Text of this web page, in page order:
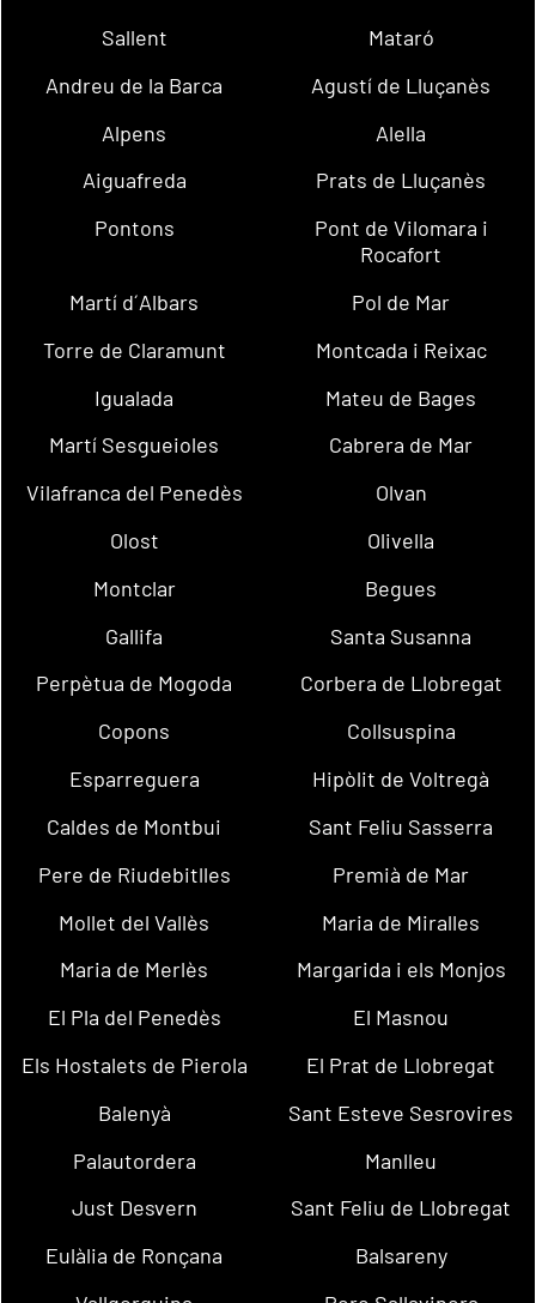
Sallent
Mataró
Andreu de la Barca
Agustí de Lluçanès
Alpens
Alella
Aiguafreda
Prats de Lluçanès
Pontons
Pont de Vilomara i
Rocafort
Martí d´Albars
Pol de Mar
Torre de Claramunt
Montcada i Reixac
Igualada
Mateu de Bages
Martí Sesgueioles
Cabrera de Mar
Vilafranca del Penedès
Olvan
Olost
Olivella
Montclar
Begues
Gallifa
Santa Susanna
Perpètua de Mogoda
Corbera de Llobregat
Copons
Collsuspina
Esparreguera
Hipòlit de Voltregà
Caldes de Montbui
Sant Feliu Sasserra
Pere de Riudebitlles
Premià de Mar
Mollet del Vallès
Maria de Miralles
Maria de Merlès
Margarida i els Monjos
El Pla del Penedès
El Masnou
Els Hostalets de Pierola
El Prat de Llobregat
Balenyà
Sant Esteve Sesrovires
Palautordera
Manlleu
Just Desvern
Sant Feliu de Llobregat
Eulàlia de Ronçana
Balsareny